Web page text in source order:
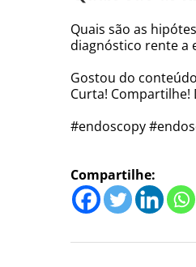
Quais são as
diagnóstico rente a
Gostou do
Curta! Compartilhe!
#endoscopy
Compartilhe: